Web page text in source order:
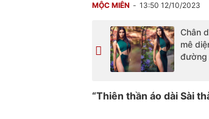
MỘC MIÊN 13:50 12/10/2023
Chân
mê
đường
“Thiên thần áo dài Sài